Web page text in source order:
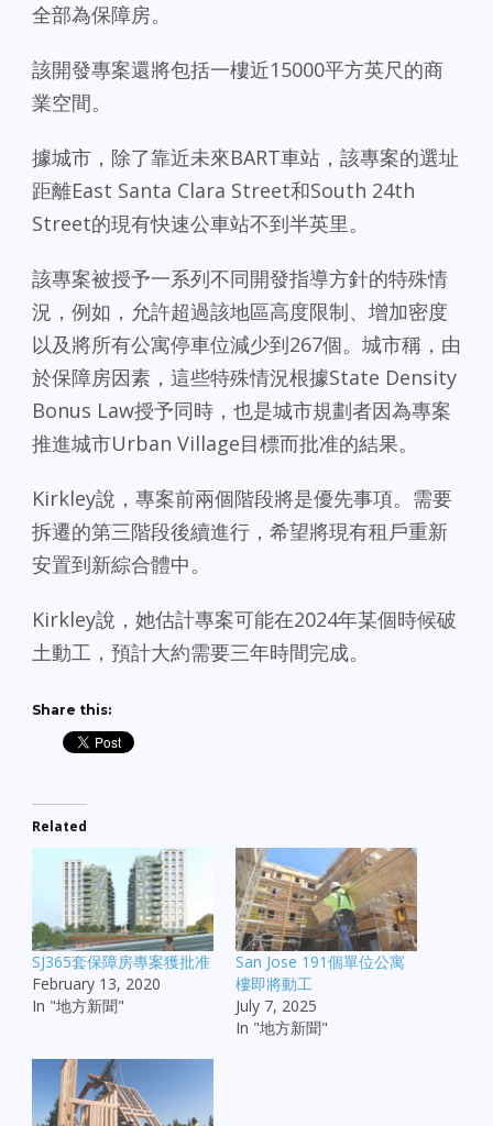
全部為保障房。
該開發專案還將包括一樓近15000平方英尺的商
業空間。
據城市，除了靠近未來BART車站，該專案的選址
距離East Santa Clara Street和South 24th
Street的現有快速公車站不到半英里。
該專案被授予一系列不同開發指導方針的特殊情
況，例如，允許超過該地區高度限制、增加密度
以及將所有公寓停車位減少到267個。城市稱，由
於保障房因素，這些特殊情況根據State Density
Bonus Law授予同時，也是城市規劃者因為專案
推進城市Urban Village目標而批准的結果。
Kirkley說，專案前兩個階段將是優先事項。需要
拆遷的第三階段後續進行，希望將現有租戶重新
安置到新綜合體中。
Kirkley說，她估計專案可能在2024年某個時候破
土動工，預計大約需要三年時間完成。
Share this:
Related
SJ365套保障房專案獲批准
February 13, 2020
In "地方新聞"
San Jose 191個單位公寓
樓即將動工
July 7, 2025
In "地方新聞"